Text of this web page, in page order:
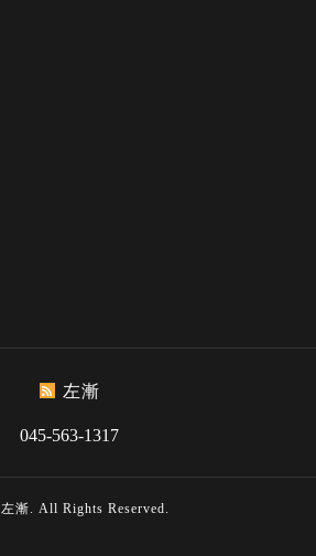
左漸
045-563-1317
左漸. All Rights Reserved.